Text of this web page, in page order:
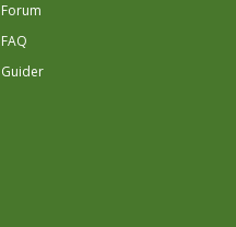
Forum
FAQ
Guider